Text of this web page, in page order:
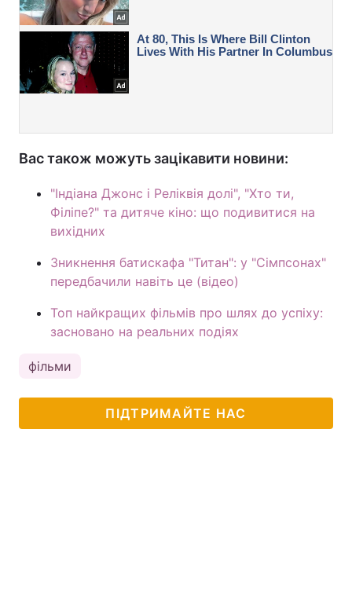
Вас також можуть зацікавити новини:
"Індіана Джонс і Реліквія долі", "Хто ти,
Філіпе?" та дитяче кіно: що подивитися на
вихідних
Зникнення батискафа "Титан": у "Сімпсонах"
передбачили навіть це (відео)
Топ найкращих фільмів про шлях до успіху:
засновано на реальних подіях
фільми
ПІДТРИМАЙТЕ НАС